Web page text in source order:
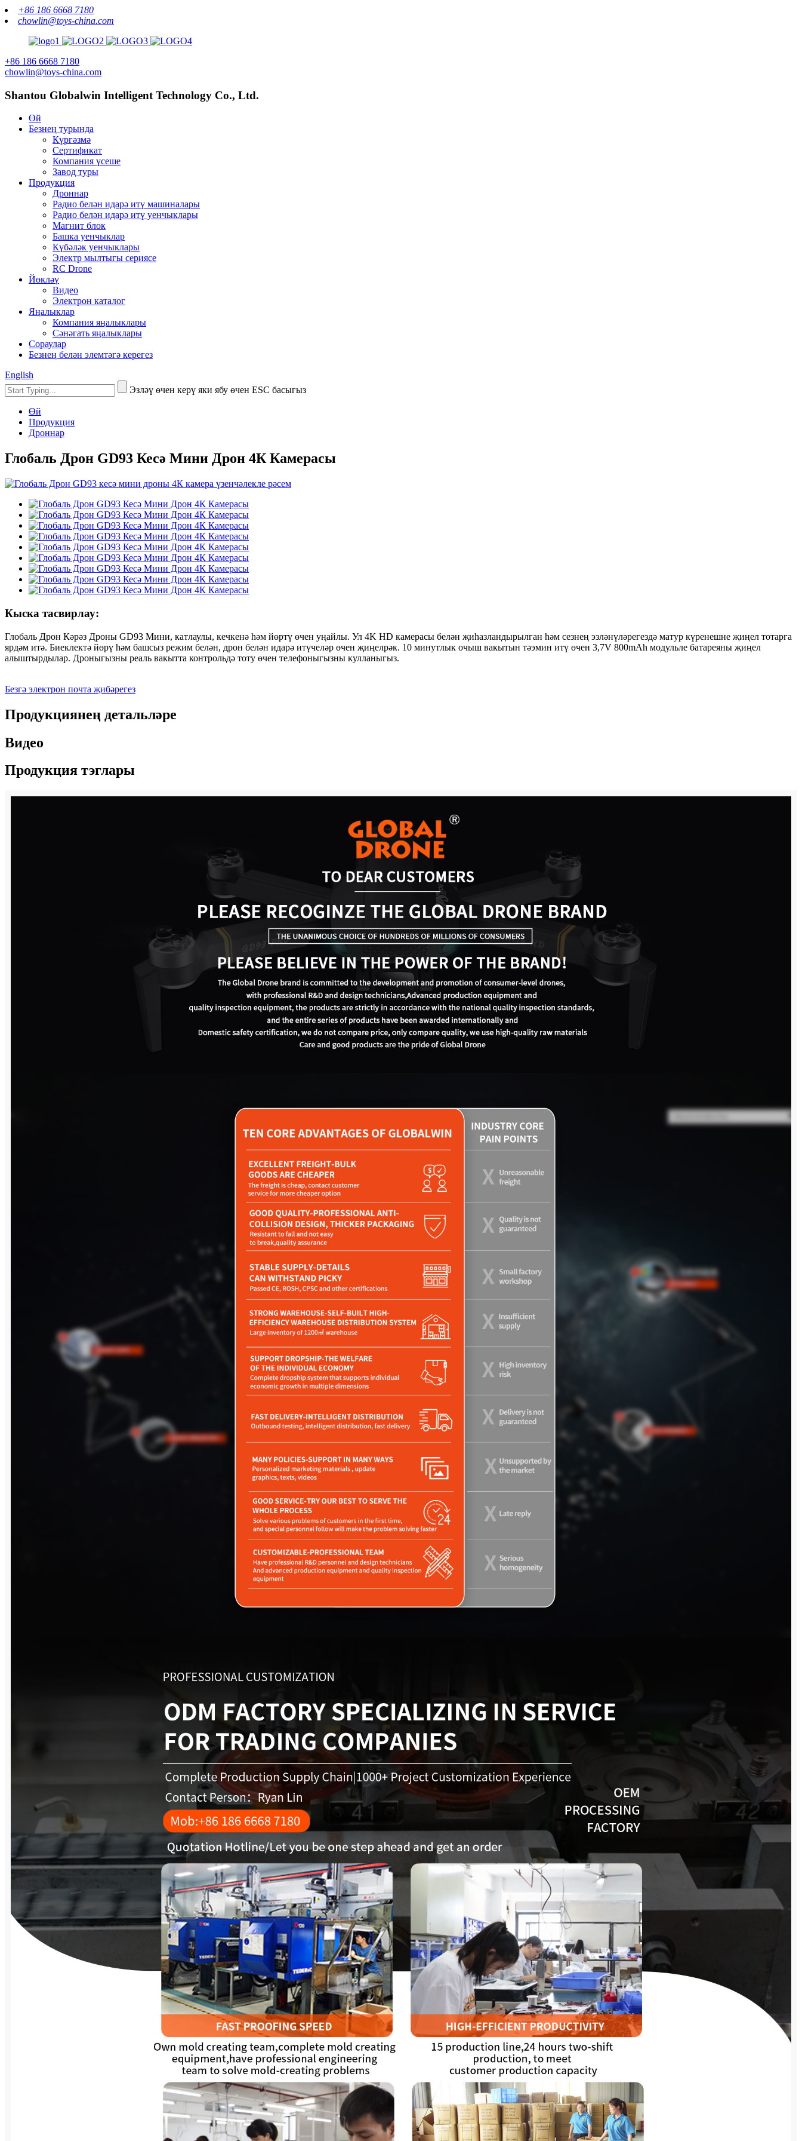
+86 186 6668 7180
chowlin@toys-china.com
+86 186 6668 7180
chowlin@toys-china.com
Shantou Globalwin Intelligent Technology Co., Ltd.
Өй
Безнең турында
Күргәзмә
Сертификат
Компания үсеше
Завод туры
Продукция
Дроннар
Радио белән идарә итү машиналары
Радио белән идарә итү уенчыклары
Магнит блок
Башка уенчыклар
Күбәләк уенчыклары
Электр мылтыгы сериясе
RC Drone
Йөкләү
Видео
Электрон каталог
Яңалыклар
Компания яңалыклары
Сәнәгать яңалыклары
Сораулар
Безнең белән элемтәгә керегез
English
Эзләү өчен керү яки ябу өчен ESC басыгыз
Өй
Продукция
Дроннар
Глобаль Дрон GD93 Кесә Мини Дрон 4К Камерасы
Кыска тасвирлау:
Глобаль Дрон Кәрәз Дроны GD93 Мини, катлаулы, кечкенә һәм йөртү өчен уңайлы. Ул 4K HD камерасы белән җиһазландырылган һәм сезнең эзләнүләрегездә матур күренешне җиңел тотарга
ярдәм итә. Биеклектә йөрү һәм башсыз режим белән, дрон белән идарә итүчеләр өчен җиңелрәк. 10 минутлык очыш вакытын тәэмин итү өчен 3,7V 800mAh модульле батареяны җиңел
алыштырдылар. Дроныгызны реаль вакытта контрольдә тоту өчен телефоныгызны кулланыгыз.
Безгә электрон почта җибәрегез
Продукциянең детальләре
Видео
Продукция тэглары